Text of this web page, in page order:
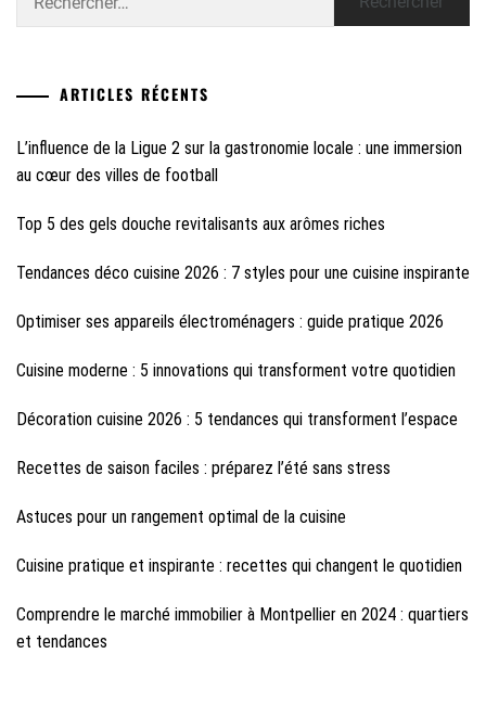
ARTICLES RÉCENTS
L’influence de la Ligue 2 sur la gastronomie locale : une immersion
au cœur des villes de football
Top 5 des gels douche revitalisants aux arômes riches
Tendances déco cuisine 2026 : 7 styles pour une cuisine inspirante
Optimiser ses appareils électroménagers : guide pratique 2026
Cuisine moderne : 5 innovations qui transforment votre quotidien
Décoration cuisine 2026 : 5 tendances qui transforment l’espace
Recettes de saison faciles : préparez l’été sans stress
Astuces pour un rangement optimal de la cuisine
Cuisine pratique et inspirante : recettes qui changent le quotidien
Comprendre le marché immobilier à Montpellier en 2024 : quartiers
et tendances